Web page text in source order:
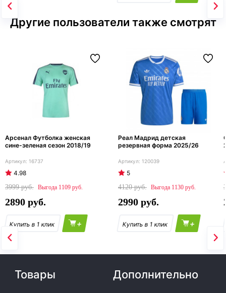
Другие пользователи также смотрят
Арсенал Футболка женская
сине-зеленая сезон 2018/19
16737
4.98
3999
1109
2890
+
Реал Мадрид детская
резервная форма 2025/26
120039
5
4120
1130
2990
+
Товары Дополнительно